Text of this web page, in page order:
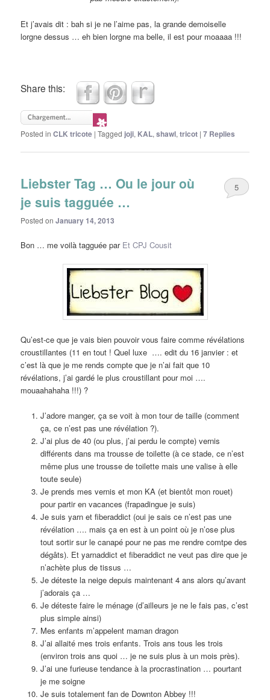
Et j’avais dit : bah si je ne l’aime pas, la grande demoiselle
lorgne dessus … eh bien lorgne ma belle, il est pour moaaaa !!!
Share this:
Posted in CLK tricote |Tagged joji, KAL,shawl,tricot |7 Replies
Liebster Tag … Ou le jour où
je suis tagguée …
Posted onJanuary 14, 2013
5
Bon … me voilà tagguée par Et CPJ Cousit
Qu’est-ce que je vais bien pouvoir vous faire comme révélations
croustillantes (11 en tout ! Quel luxe …. edit du 16 janvier : et
c’est là que je me rends compte que je n’ai fait que 10
révélations, j’ai gardé le plus croustillant pour moi ….
mouaahahaha !!!) ?
J’adore manger, ça se voit à mon tour de taille (comment
ça, ce n’est pas une révélation ?).
J’ai plus de 40 (ou plus, j’ai perdu le compte) vernis
différents dans ma trousse de toilette (à ce stade, ce n’est
même plus une trousse de toilette mais une valise à elle
toute seule)
Je prends mes vernis et mon KA (et bientôt mon rouet)
pour partir en vacances (frapadingue je suis)
Je suis yarn et fiberaddict (oui je sais ce n’est pas une
révélation …. mais ça en est à un point où je n’ose plus
tout sortir sur le canapé pour ne pas me rendre comtpe des
dégâts). Et yarnaddict et fiberaddict ne veut pas dire que je
n’achète plus de tissus …
Je déteste la neige depuis maintenant 4 ans alors qu’avant
j’adorais ça …
Je déteste faire le ménage (d’ailleurs je ne le fais pas, c’est
plus simple ainsi)
Mes enfants m’appelent maman dragon
J’ai allaité mes trois enfants. Trois ans tous les trois
(environ trois ans quoi … je ne suis plus à un mois près).
J’ai une furieuse tendance à la procrastination … pourtant
je me soigne
Je suis totalement fan de Downton Abbey !!!